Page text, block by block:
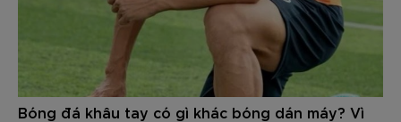
Bóng đá khâu tay có gì khác bóng dán máy? Vì